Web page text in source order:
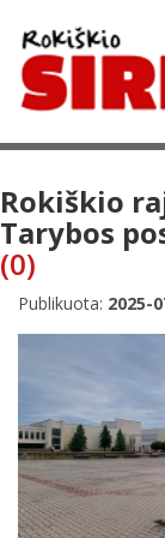
Rokiškio
Tarybos
(0)
Publikuota: 2025-